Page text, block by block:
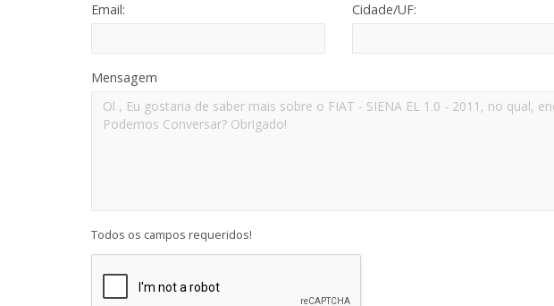
Email: Cidade/UF:
Mensagem
Todos os campos requeridos!